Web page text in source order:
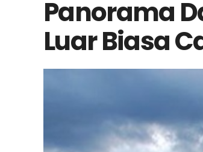
Panorama
Luar Biasa